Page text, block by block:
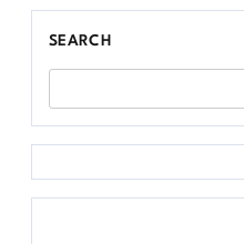
SEARCH